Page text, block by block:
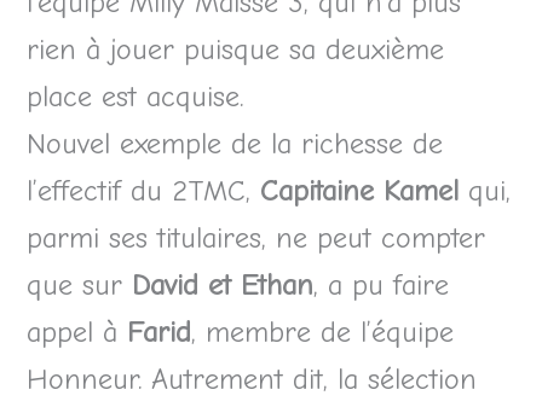
rien à jouer puisque sa deuxième
place est acquise.
Nouvel exemple de la richesse de
l’effectif du 2TMC, Capitaine Kamel qui,
parmi ses titulaires, ne peut compter
que sur David et Ethan, a pu faire
appel à Farid, membre de l’équipe
Honneur. Autrement dit, la sélection